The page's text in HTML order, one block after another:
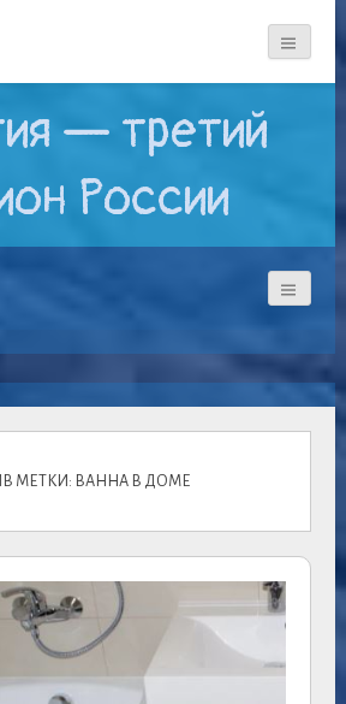
— третий
России
МЕТКИ: ВАННА В ДОМЕ